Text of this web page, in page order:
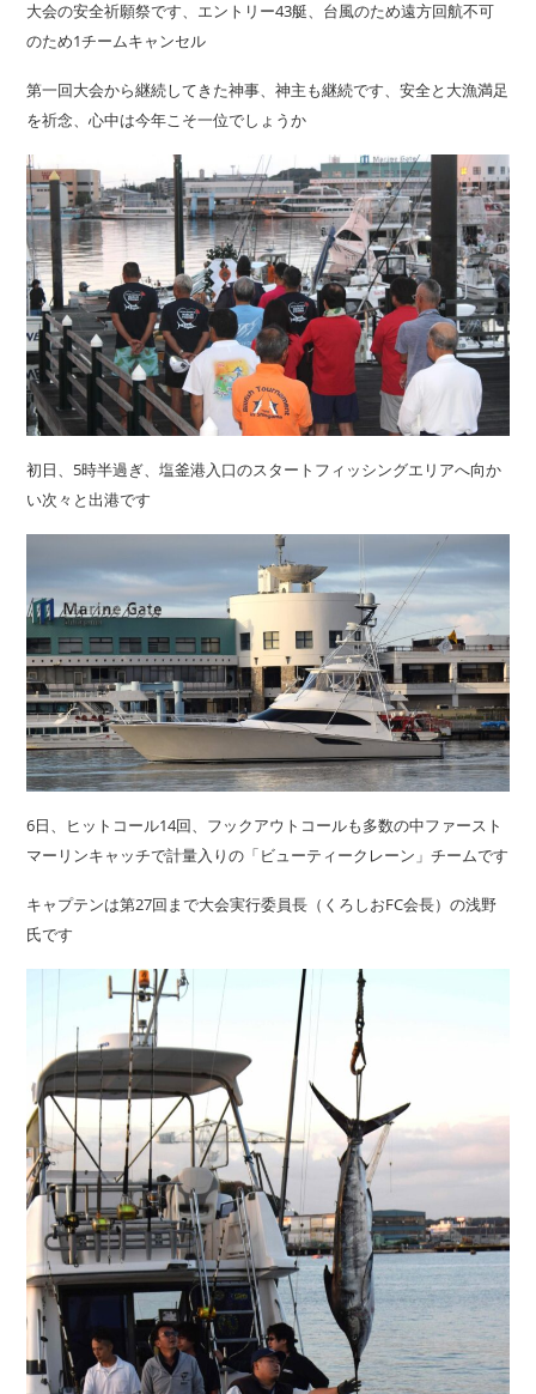
大会の安全祈願祭です、エントリー43艇、台風のため遠方回航不可
のため1チームキャンセル
第一回大会から継続してきた神事、神主も継続です、安全と大漁満足
を祈念、心中は今年こそ一位でしょうか
初日、5時半過ぎ、塩釜港入口のスタートフィッシングエリアへ向か
い次々と出港です
6日、ヒットコール14回、フックアウトコールも多数の中ファースト
マーリンキャッチで計量入りの「ビューティークレーン」チームです
キャプテンは第27回まで大会実行委員長（くろしおFC会長）の浅野
氏です